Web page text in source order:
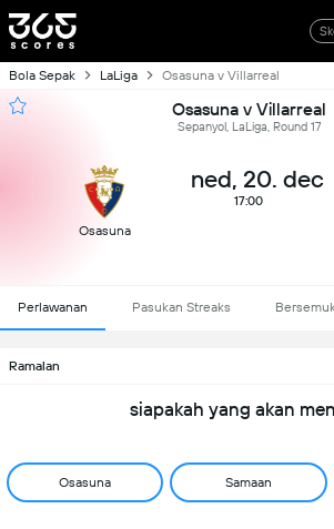
Bola Sepak LaLiga Osasuna v Villarreal
Osasuna v Villarreal
Sepanyol, LaLiga, Round 17
Osasuna
ned, 20. dec
17:00
Perlawanan Pasukan Streaks
Ramalan
siapakah yang akan
Osasuna Samaan